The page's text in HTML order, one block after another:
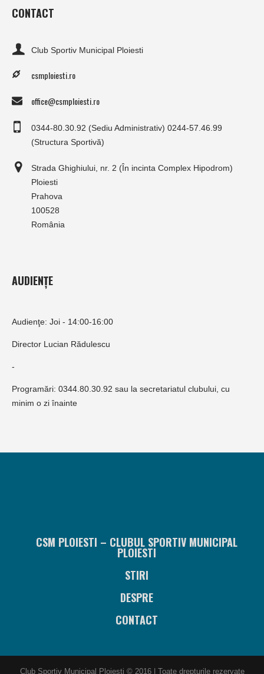
CONTACT
Club Sportiv Municipal Ploiesti
csmploiesti.ro
office@csmploiesti.ro
0344-80.30.92 (Sediu Administrativ) 0244-57.46.99
(Structura Sportivă)
Strada Ghighiului, nr. 2 (În incinta Complex Hipodrom)
Ploiesti
Prahova
100528
România
AUDIENȚE
Audienţe: Joi - 14:00-16:00
Director Lucian Rădulescu
-
Programări: 0344.80.30.92 sau la secretariatul clubului, cu
minim o zi înainte
CSM PLOIESTI – CLUBUL SPORTIV MUNICIPAL
PLOIESTI
STIRI
DESPRE
CONTACT
Club Sportiv Municipal Ploiesti © 2016 | Toate drepturile rezervate